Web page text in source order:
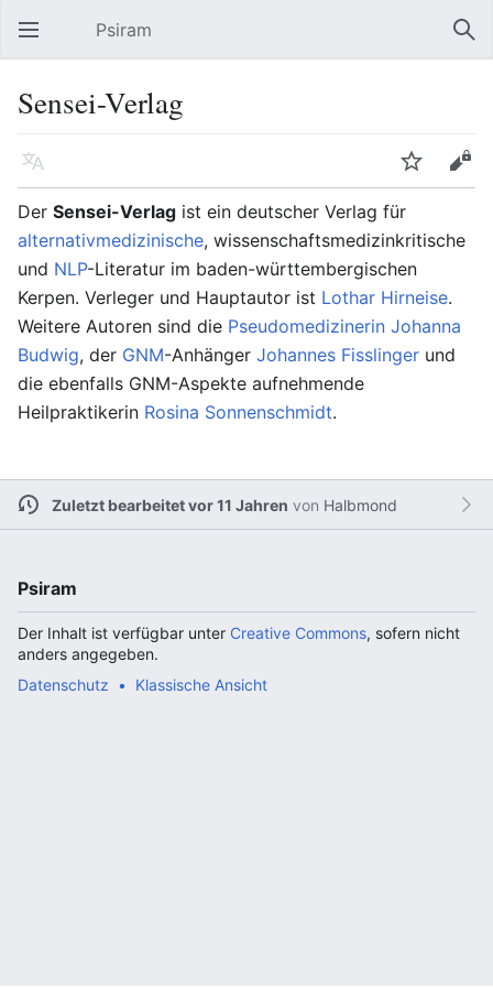
Hauptmenü öffnen Psiram
Sensei-Verlag
Sprache Beobachten
Bearbeiten
Der Sensei-Verlag ist ein deutscher Verlag für
alternativmedizinische, wissenschaftsmedizinkritische
und NLP-Literatur im baden-württembergischen
Kerpen. Verleger und Hauptautor ist Lothar Hirneise.
Weitere Autoren sind die Pseudomedizinerin Johanna
Budwig, der GNM-Anhänger Johannes Fisslinger und
die ebenfalls GNM-Aspekte aufnehmende
Heilpraktikerin Rosina Sonnenschmidt.
Zuletzt bearbeitet vor 11 Jahren von Halbmond
Psiram
Der Inhalt ist verfügbar unter Creative Commons, sofern nicht
anders angegeben.
Datenschutz
Klassische Ansicht